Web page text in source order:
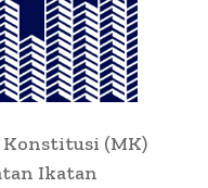
Konstitusi (MK)
Ikatan